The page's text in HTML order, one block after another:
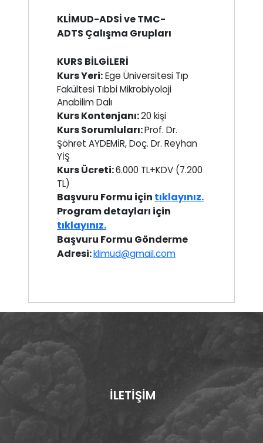
KLİMUD-ADSİ ve TMC-
ADTS Çalışma Grupları
KURS BİLGİLERİ
Kurs Yeri:Ege Üniversitesi Tıp
Fakültesi Tıbbi Mikrobiyoloji
Anabilim Dalı
Kurs Kontenjanı:20 kişi
Kurs Sorumluları:Prof. Dr.
Şöhret AYDEMİR, Doç. Dr. Reyhan
YİŞ
Kurs Ücreti:6.000 TL+KDV (7.200
TL)
Başvuru Formu için tıklayınız.
Program detayları için
tıklayınız.
Başvuru Formu Gönderme
Adresi:klimud@gmail.com
İLETİŞİM